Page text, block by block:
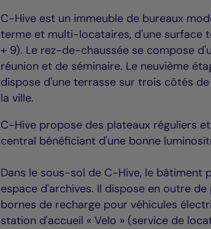
C-Hive est un immeuble de bureaux
terme et multi-locataires, d'une surface
+ 9). Le rez-de-chaussée se compose
réunion et de séminaire. Le neuvième
dispose d'une terrasse sur trois côtés
la ville.
C-Hive propose des plateaux réguliers
central bénéficiant d'une bonne
Dans le sous-sol de C-Hive, le bâtiment
espace d'archives. Il dispose en outre
bornes de recharge pour véhicules
station d'accueil « Velo » (service de